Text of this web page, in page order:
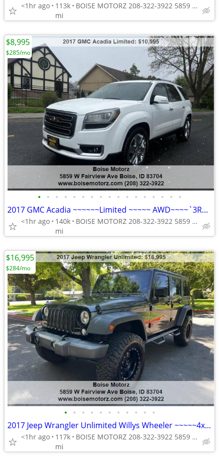
<1hr ago
113k
mi
BOISE MOTORZ 208-322-3922 5859 W FAIRVIEW AVE BOISE IDAHO<ta
• • • • • • • • • • • • • • • • •
2017 GMC Acadia ~~~~~~Limited ~~~~~ AWD~~~~`3RD ROW SEATS~~~~
<1hr ago
140k
mi
BOISE MOTORZ 208-322-3922 5859 W FAIRVIEW AVE BOISE IDAHO<ta
$8,995
$285/mo
• • • • • • • • • • •
2017 Jeep Wrangler Unlimited Willys Wheeler ~~~~~4x4 ~~~~~LIFTED~~~~
<1hr ago
117k
mi
BOISE MOTORZ 208-322-3922 5859 W FAIRVIEW AVE BOISE IDAHO<ta
$16,995
$284/mo